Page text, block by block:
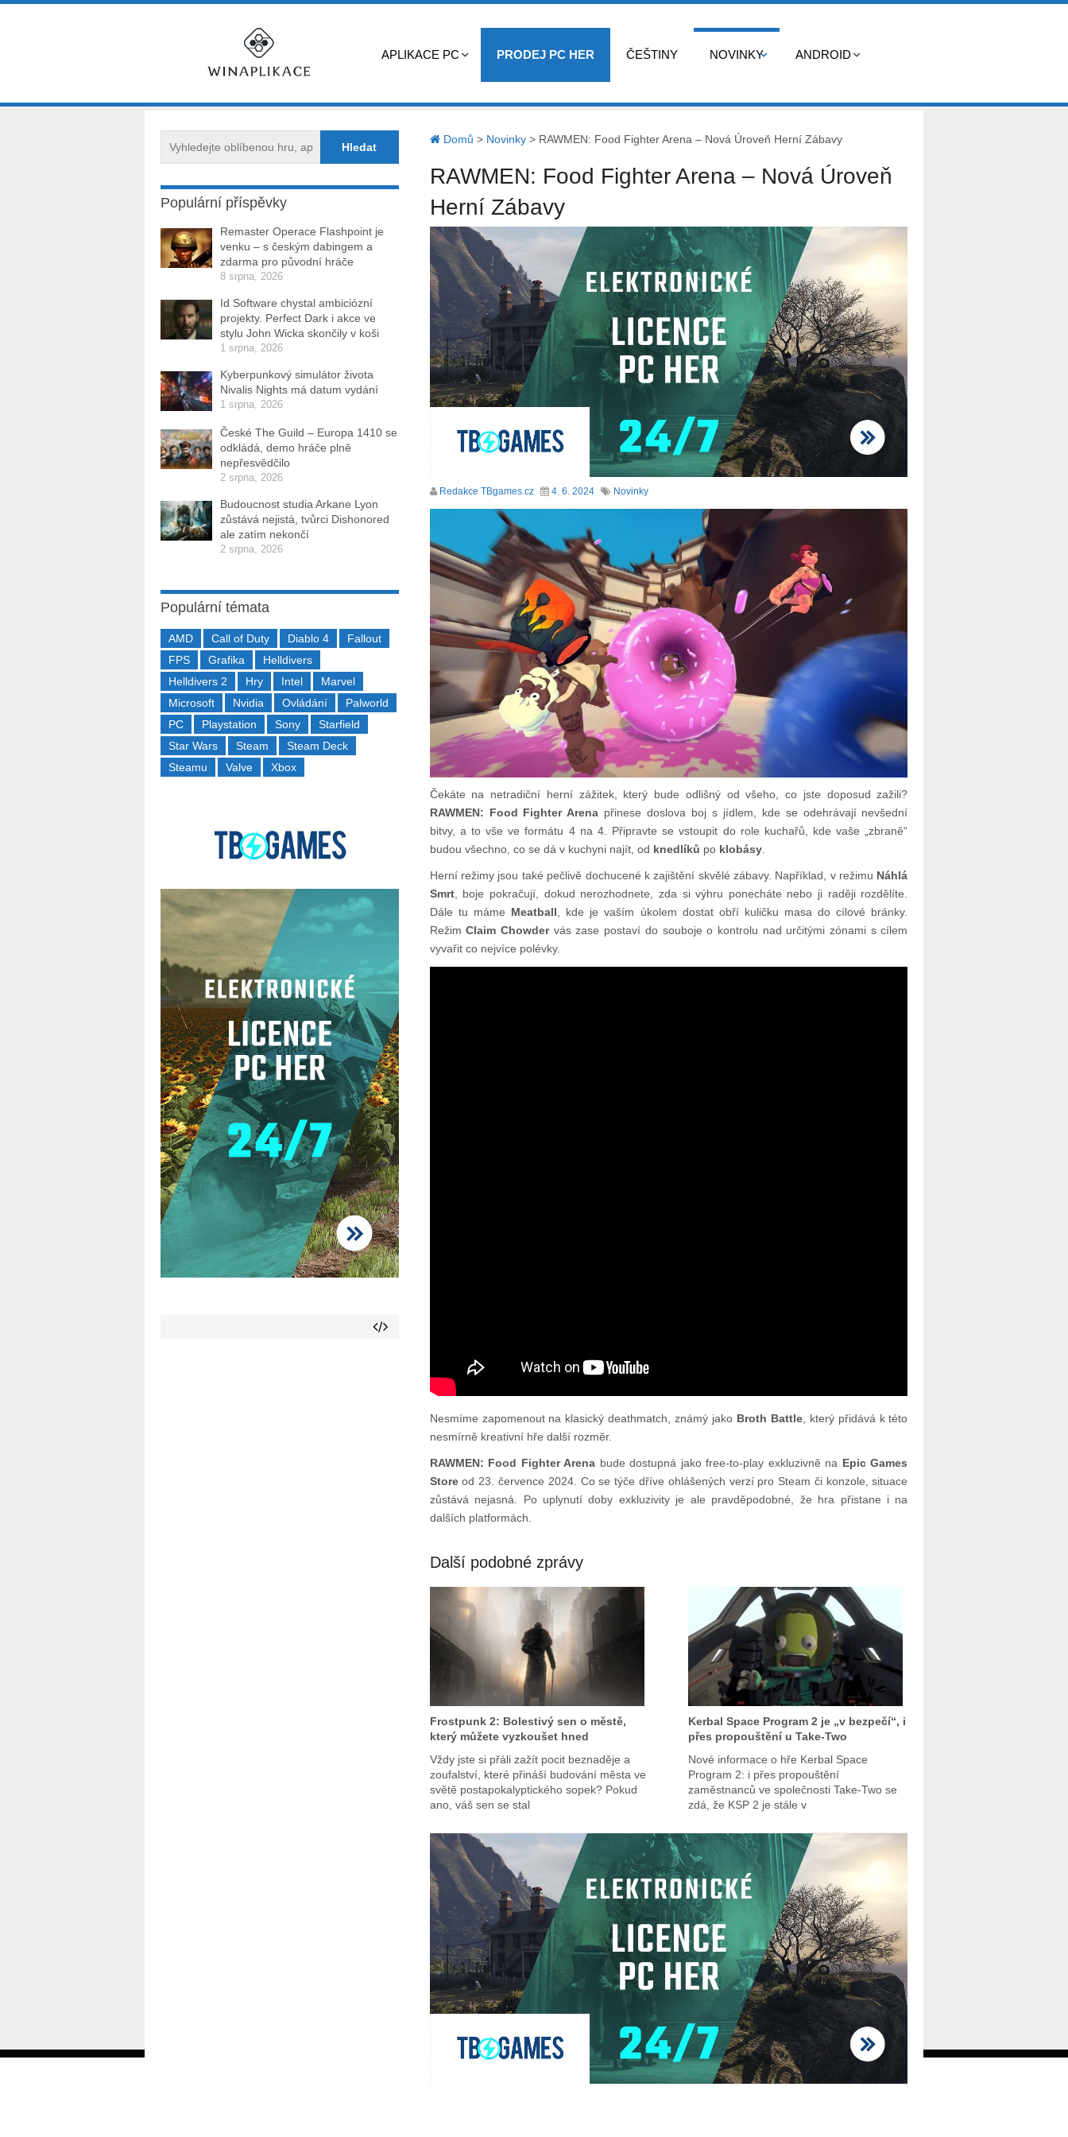
APLIKACE PC PRODEJ PC HER ČEŠTINY NOVINKY ANDROID
Domů > Novinky> RAWMEN: Food Fighter Arena – Nová Úroveň Herní Zábavy
RAWMEN: Food Fighter Arena – Nová Úroveň
Herní Zábavy
Redakce TBgames.cz 4. 6. 2024 Novinky
Čekáte na netradiční herní zážitek, který bude odlišný od všeho, co jste doposud zažili?
RAWMEN: Food Fighter Arena přinese doslova boj s jídlem, kde se odehrávají nevšední
bitvy, a to vše ve formátu 4 na 4. Připravte se vstoupit do role kuchařů, kde vaše „zbraně“
budou všechno, co se dá v kuchyni najít, od knedlíků po klobásy.
Herní režimy jsou také pečlivě dochucené k zajištění skvělé zábavy. Například, v režimu Náhlá
Smrt, boje pokračují, dokud nerozhodnete, zda si výhru ponecháte nebo ji raději rozdělíte.
Dále tu máme Meatball, kde je vaším úkolem dostat obří kuličku masa do cílové bránky.
RežimClaim Chowdervás zase postaví do souboje o kontrolu nad určitými zónami s cílem
vyvařit co nejvíce polévky.
Nesmíme zapomenout na klasický deathmatch, známý jako Broth Battle, který přidává k této
nesmírně kreativní hře další rozměr.
RAWMEN: Food Fighter Arena bude dostupná jako free-to-play exkluzivně na Epic Games
Storeod 23. července 2024. Co se týče dříve ohlášených verzí pro Steam či konzole, situace
zůstává nejasná. Po uplynutí doby exkluzivity je ale pravděpodobné, že hra přistane i na
dalších platformách.
Další podobné zprávy
Frostpunk 2: Bolestivý sen o městě,
který můžete vyzkoušet hned
Vždy jste si přáli zažít pocit beznaděje a
zoufalství, které přináší budování města ve
světě postapokalyptického sopek? Pokud
ano, váš sen se stal
Kerbal Space Program 2 je „v bezpečí“, i
přes propouštění u Take-Two
Nové informace o hře Kerbal Space
Program 2: i přes propouštění
zaměstnanců ve společnosti Take-Two se
zdá, že KSP 2 je stále v
Populární příspěvky
Remaster Operace Flashpoint je
venku – s českým dabingem a
zdarma pro původní hráče
8 srpna, 2026
Id Software chystal ambiciózní
projekty. Perfect Dark i akce ve
stylu John Wicka skončily v koši
1 srpna, 2026
Kyberpunkový simulátor života
Nivalis Nights má datum vydání
1 srpna, 2026
České The Guild – Europa 1410 se
odkládá, demo hráče plně
nepřesvědčilo
2 srpna, 2026
Budoucnost studia Arkane Lyon
zůstává nejistá, tvůrci Dishonored
ale zatím nekončí
2 srpna, 2026
Populární témata
AMD Call of Duty Diablo 4
Fallout
FPS
Grafika
Helldivers
Helldivers 2
Hry Intel
Marvel
Microsoft
Nvidia Ovládání
Palworld
PC
Playstation Sony
Starfield
Star Wars
Steam
Steam Deck
Steamu
Valve Xbox